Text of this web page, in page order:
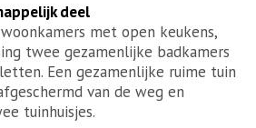
deel
met open keukens,
twee gezamenlijke badkamers
Een gezamenlijke ruime tuin
van de weg en
tuinhuisjes.